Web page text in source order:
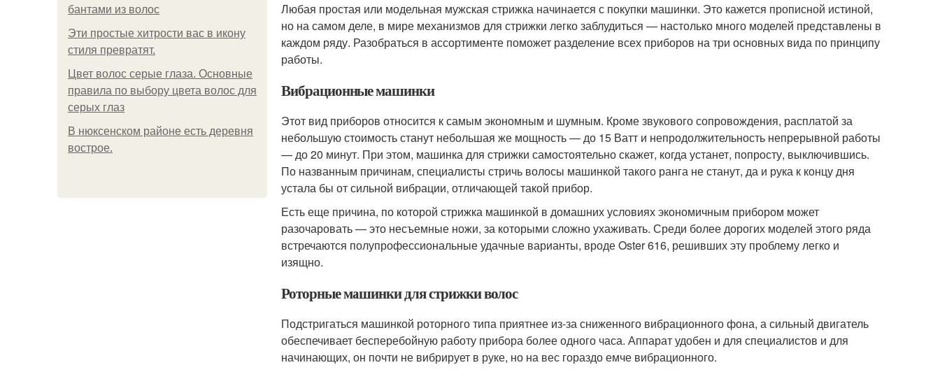
бантами из волос
Эти простые хитрости вас в икону
стиля превратят.
Цвет волос серые глаза. Основные
правила по выбору цвета волос для
серых глаз
В нюксенском районе есть деревня
вострое.
Любая простая или модельная мужская стрижка начинается с покупки машинки. Это кажется прописной истиной,
но на самом деле, в мире механизмов для стрижки легко заблудиться — настолько много моделей представлены в
каждом ряду. Разобраться в ассортименте поможет разделение всех приборов на три основных вида по принципу
работы.
Вибрационные машинки
Этот вид приборов относится к самым экономным и шумным. Кроме звукового сопровождения, расплатой за
небольшую стоимость станут небольшая же мощность — до 15 Ватт и непродолжительность непрерывной работы
— до 20 минут. При этом, машинка для стрижки самостоятельно скажет, когда устанет, попросту, выключившись.
По названным причинам, специалисты стричь волосы машинкой такого ранга не станут, да и рука к концу дня
устала бы от сильной вибрации, отличающей такой прибор.
Есть еще причина, по которой стрижка машинкой в домашних условиях экономичным прибором может
разочаровать — это несъемные ножи, за которыми сложно ухаживать. Среди более дорогих моделей этого ряда
встречаются полупрофессиональные удачные варианты, вроде Oster 616, решивших эту проблему легко и
изящно.
Роторные машинки для стрижки волос
Подстригаться машинкой роторного типа приятнее из-за сниженного вибрационного фона, а сильный двигатель
обеспечивает бесперебойную работу прибора более одного часа. Аппарат удобен и для специалистов и для
начинающих, он почти не вибрирует в руке, но на вес гораздо емче вибрационного.